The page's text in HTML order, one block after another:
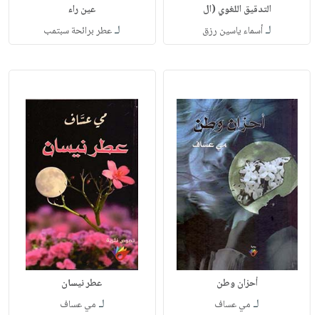
التدقيق اللغوي (ال
لـأسماء ياسين رزق
عين راء
لـعطر برائحة سبتمب
أحزان وطن
لـ مي عساف
عطر نيسان
لـ مي عساف